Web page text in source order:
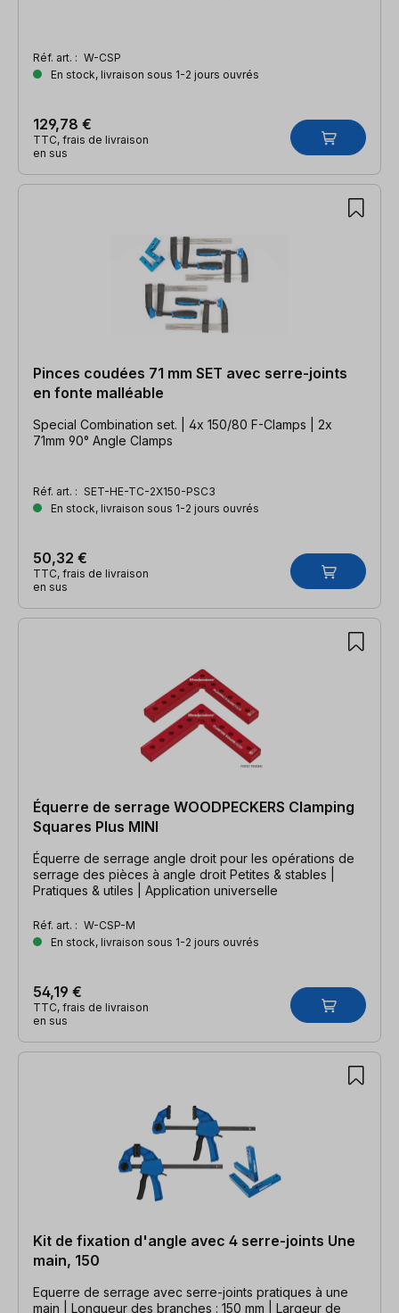
Réf. art. : W-CSP
En stock, livraison sous 1-2 jours ouvrés
129,78 €
TTC, frais de livraison
en sus
Pinces coudées 71 mm SET avec serre-joints
en fonte malléable
Special Combination set. | 4x 150/80 F-Clamps | 2x
71mm 90° Angle Clamps
Réf. art. : SET-HE-TC-2X150-PSC3
En stock, livraison sous 1-2 jours ouvrés
50,32 €
TTC, frais de livraison
en sus
Équerre de serrage WOODPECKERS Clamping
Squares Plus MINI
Équerre de serrage angle droit pour les opérations de
serrage des pièces à angle droit Petites & stables |
Pratiques & utiles | Application universelle
Réf. art. : W-CSP-M
En stock, livraison sous 1-2 jours ouvrés
54,19 €
TTC, frais de livraison
en sus
Kit de fixation d'angle avec 4 serre-joints Une
main, 150
Equerre de serrage avec serre-joints pratiques à une
main | Longueur des branches : 150 mm | Largeur de